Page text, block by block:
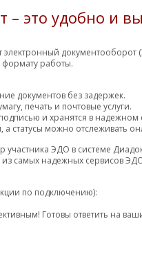
807.42 р. 3 (4) дн
12 (13) дн
837.14 р. 8 (10) дн
878.07 р. 4 (5) дн
883.65 р. 11 дн
904.92 р. 10 (14) дн
909.02 р.
909.82 р. 5 (6) дн
– это удобно и
электронный документооборот
формату работы.
документов без задержек.
печать и почтовые услуги.
и хранятся в надежном
а статусы можно отслеживать
ЭДО в системе
самых надежных сервисов
по подключению):
Готовы ответить на